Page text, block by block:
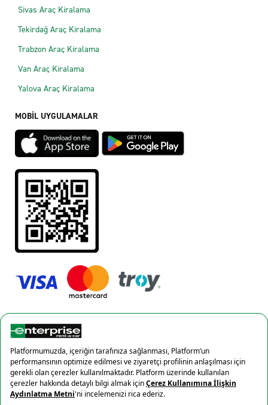
Sivas Araç Kiralama
Tekirdağ Araç Kiralama
Trabzon Araç Kiralama
Van Araç Kiralama
Yalova Araç Kiralama
MOBİL UYGULAMALAR
Gizlilik Politikası
Çerez politikası